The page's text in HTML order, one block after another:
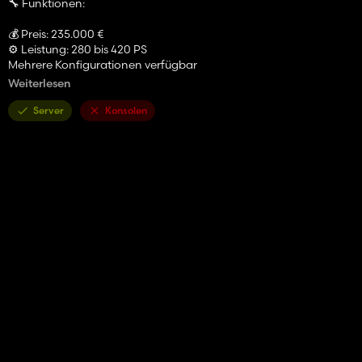
🔧 Funktionen:
💰 Preis: 235.000 €
⚙️ Leistung: 280 bis 420 PS
Mehrere Konfigurationen verfügbar
Realistisches Design
⚠️ FS22-Konvertierung
Weiterlesen
Server Konsolen